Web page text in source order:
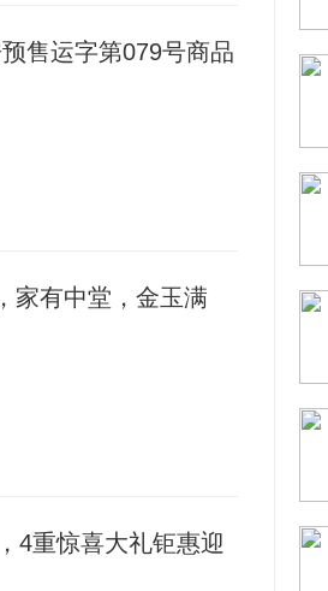
售运字第079号商品
家有中堂，金玉满
4重惊喜大礼钜惠迎